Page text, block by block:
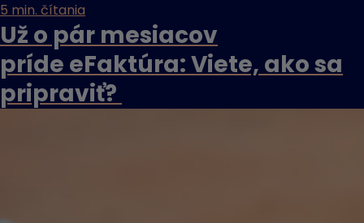
5 min. čítania
Už o pár mesiacov
príde eFaktúra: Viete, ako sa
pripraviť?